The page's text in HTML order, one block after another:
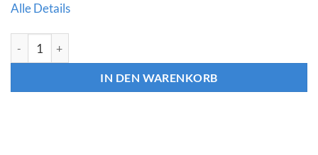
Alle Details
Diamant Ring Marquise ca. 0,8ct Gelbgold 8,7g 750 / 18K
IN DEN WARENKORB